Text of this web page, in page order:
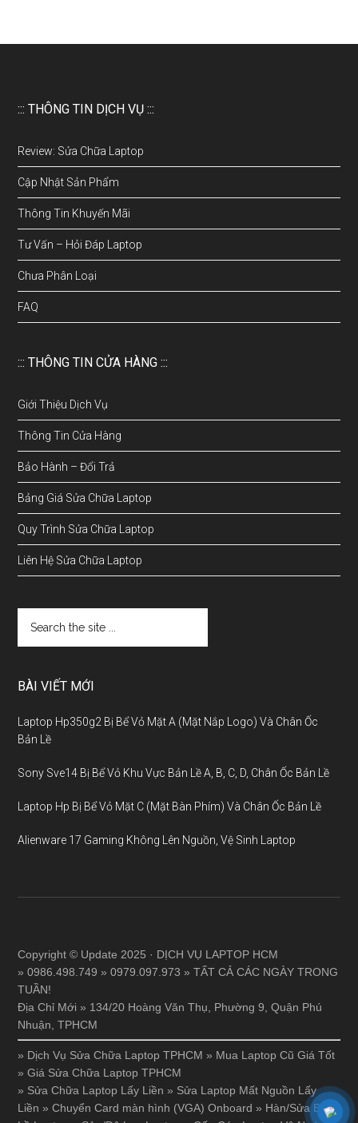
::: THÔNG TIN DỊCH VỤ :::
Review: Sửa Chữa Laptop
Cập Nhật Sản Phẩm
Thông Tin Khuyến Mãi
Tư Vấn – Hỏi Đáp Laptop
Chưa Phân Loại
FAQ
::: THÔNG TIN CỬA HÀNG :::
Giới Thiệu Dịch Vụ
Thông Tin Cửa Hàng
Bảo Hành – Đổi Trả
Bảng Giá Sửa Chữa Laptop
Quy Trình Sửa Chữa Laptop
Liên Hệ Sửa Chữa Laptop
BÀI VIẾT MỚI
Laptop Hp350g2 Bị Bể Vỏ Mặt A (Mặt Nắp Logo) Và Chân Ốc
Bản Lề
Sony Sve14 Bị Bể Vỏ Khu Vực Bản Lề A, B, C, D, Chân Ốc Bản Lề
Laptop Hp Bị Bể Vỏ Mặt C (Mặt Bàn Phím) Và Chân Ốc Bản Lề
Alienware 17 Gaming Không Lên Nguồn, Vệ Sinh Laptop
Copyright © Update 2025 · DỊCH VỤ LAPTOP HCM
» 0986.498.749 » 0979.097.973 » TẤT CẢ CÁC NGÀY TRONG
TUẦN!
Địa Chỉ Mới » 134/20 Hoàng Văn Thụ, Phường 9, Quận Phú
Nhuận, TPHCM
» Dịch Vụ Sửa Chữa Laptop TPHCM » Mua Laptop Cũ Giá Tốt
»Giá Sửa Chữa Laptop TPHCM
» Sửa Chữa Laptop Lấy Liền » Sửa Laptop Mất Nguồn Lấy
Liền »Chuyển Card màn hình (VGA) Onboard » Hàn/Sửa Bản